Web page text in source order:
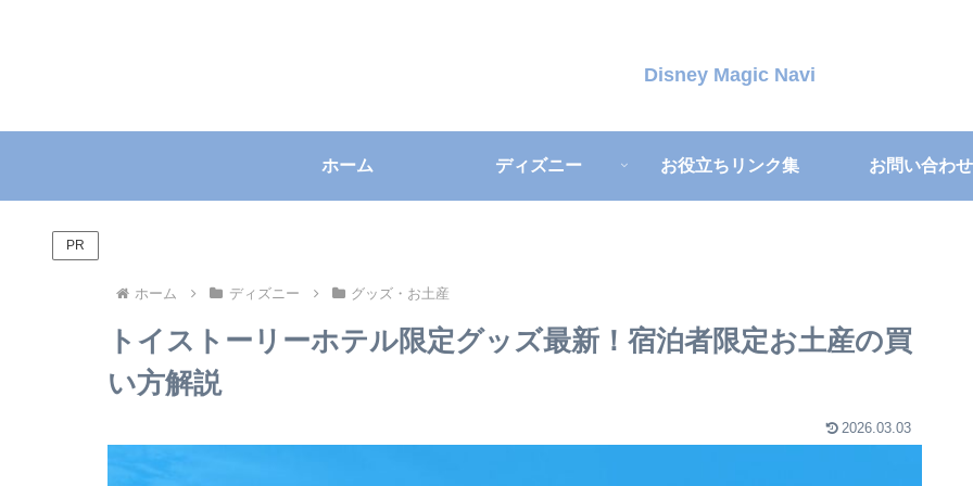
Disney Magic Navi
ホーム ディズニー お役立ちリンク集 お問い合わせ
PR
ホーム ディズニー グッズ・お土産
トイストーリーホテル限定グッズ最新！宿泊者限定お土産の買
い方解説
2026.03.03